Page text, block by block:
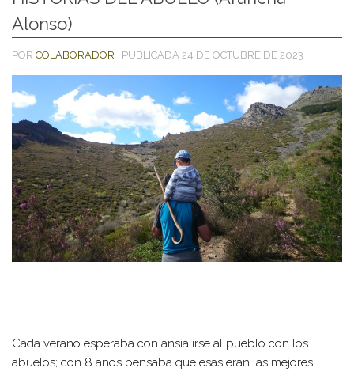
Alonso)
POR COLABORADOR · PUBLICADA 24 DE OCTUBRE DE 2023
Cada verano esperaba con ansia irse al pueblo con los
abuelos; con 8 años pensaba que esas eran las mejores